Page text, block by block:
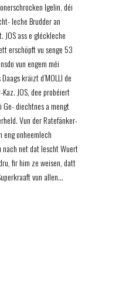
Igelin, déi
leche Brudder an
ass e gléckleche
erschöpft vu senge 53
vun engem méi
kräizt d’MOLLI de
JOS, dee probéiert
diechtnes a mengt
Vun der Ratefänker-
eng onheemlech
nach net dat lescht Wuert
fir him ze weisen, datt
vun allen…